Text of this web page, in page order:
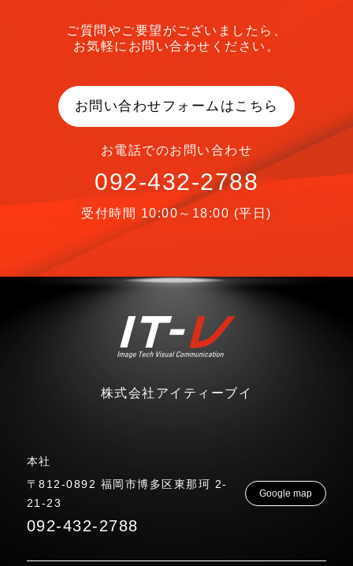
ご質問やご要望がございましたら、
お気軽にお問い合わせください。
お問い合わせフォームはこちら
お電話でのお問い合わせ
092-432-2788
受付時間 10:00～18:00 (平日)
株式会社アイティーブイ
本社
〒812-0892 福岡市博多区東那珂 2-
21-23
Google map
092-432-2788